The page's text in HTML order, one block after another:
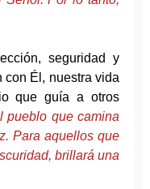
seguridad y
con Él, nuestra vida
que guía a otros
pueblo que camina
Para aquellos que
brillará una